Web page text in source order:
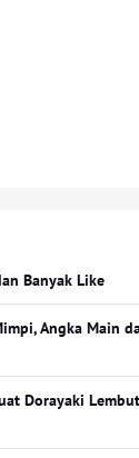
Banyak Like
Angka Main
Dorayaki Lembut